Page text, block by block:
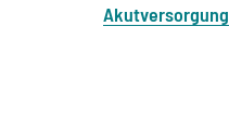
Akutversorgung